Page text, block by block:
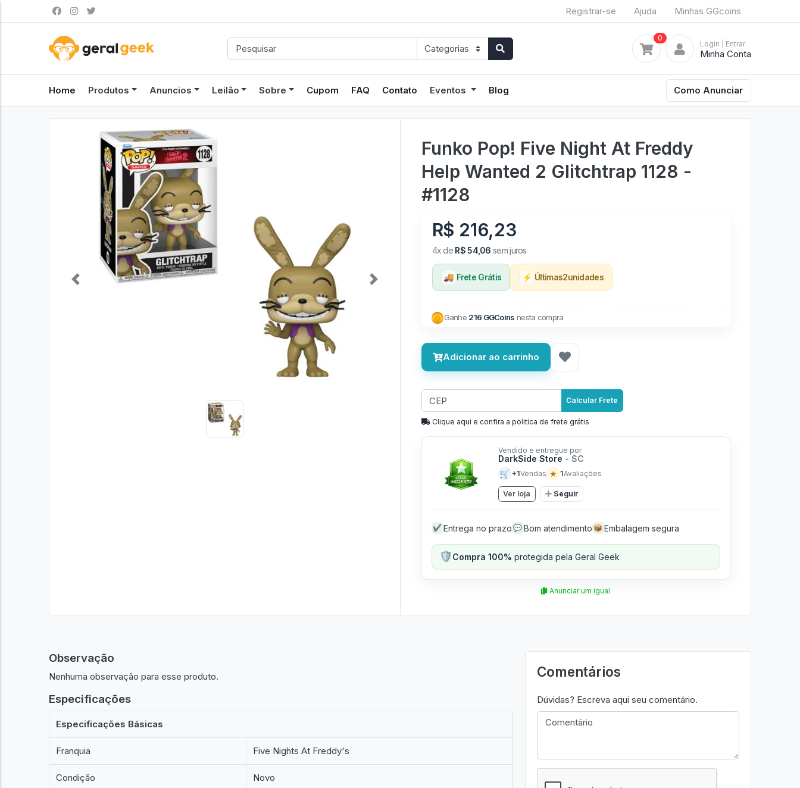
Registrar-se Ajuda Minhas GGcoins
0
Login | Entrar
Minha Conta
Home Produtos Anuncios Leilão Sobre Cupom FAQ Contato Eventos Blog Como Anunciar
Previous Next
Funko Pop! Five Night At Freddy
Help Wanted 2 Glitchtrap 1128 -
#1128
R$ 216,23
4x de R$ 54,06 sem juros
🚚 Frete Grátis ⚡ Últimas2unidades
Ganhe 216 GGCoins nesta compra
Adicionar ao carrinho
Calcular Frete
Clique aqui e confira a politíca de frete grátis
Vendido e entregue por
DarkSide Store - SC
🛒 +1Vendas ★ 1Avaliações
Ver loja Seguir
✔ Entrega no prazo 💬 Bom atendimento 📦 Embalagem segura
🛡️Compra 100% protegida pela Geral Geek
Anunciar um igual
Observação
Nenhuma observação para esse produto.
Especificações
Especificações Básicas
Franquia Five Nights At Freddy's
Condição Novo
Comentários
Dúvidas? Escreva aqui seu comentário.